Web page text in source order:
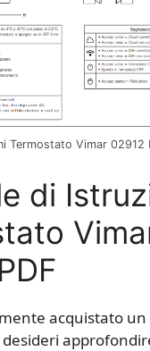
Termostato Vimar 02912
di
acquistato